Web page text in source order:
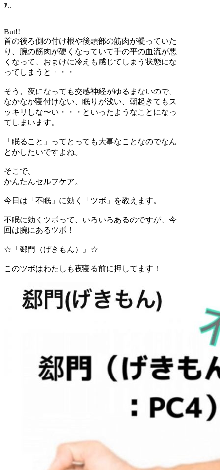
ｧ..
But!!
首の後ろ側の付け根や後頭部の筋肉が凝っていた
り、腕の筋肉が硬くなっていて手の平の血流が悪
くなって、おまけに冷えも感じてしまう状態にな
ってしまうと・・・
そう。夜になっても交感神経がゆるまないので、
なかなか寝付けない、眠りが浅い、朝起きてもス
ッキリしな〜い・・・といったようなことになっ
てしまいます。
「眠ること」ってとっても大事なことなのでなん
とかしたいですよね。
そこで、
かんたんセルフケア。
今日は「不眠」に効く「ツボ」を教えます。
不眠に効くツボって、いろいろあるのですが、今
回は腕にあるツボ！
☆「郄門（げきもん）」☆
このツボはわたしも夜寝る前に押してます！